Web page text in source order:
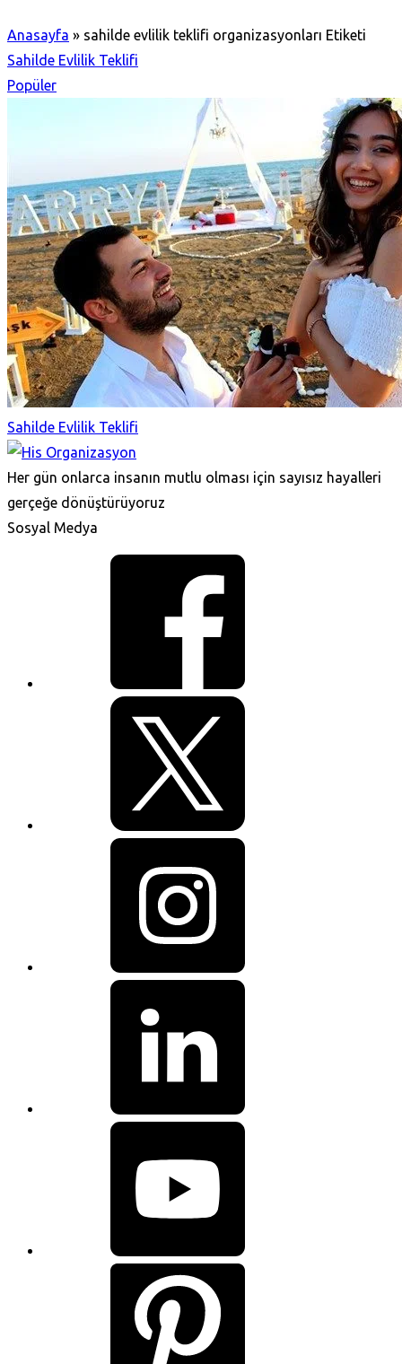
Anasayfa » sahilde evlilik teklifi organizasyonları Etiketi
Sahilde Evlilik Teklifi
Popüler
Sahilde Evlilik Teklifi
Her gün onlarca insanın mutlu olması için sayısız hayalleri
gerçeğe dönüştürüyoruz
Sosyal Medya